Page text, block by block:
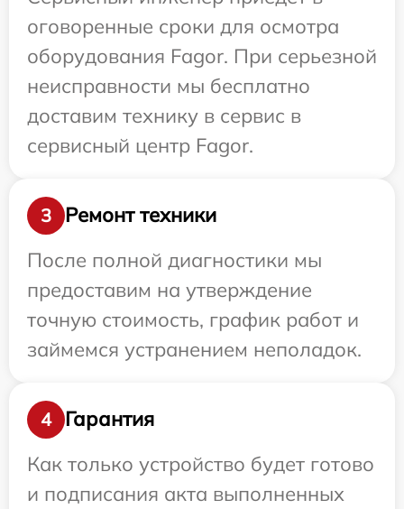
оговоренные сроки для осмотра
оборудования Fagor. При серьезной
неисправности мы бесплатно
доставим технику в сервис в
сервисный центр Fagor.
3
Ремонт техники
После полной диагностики мы
предоставим на утверждение
точную стоимость, график работ и
займемся устранением неполадок.
4
Гарантия
Как только устройство будет готово
и подписания акта выполненных